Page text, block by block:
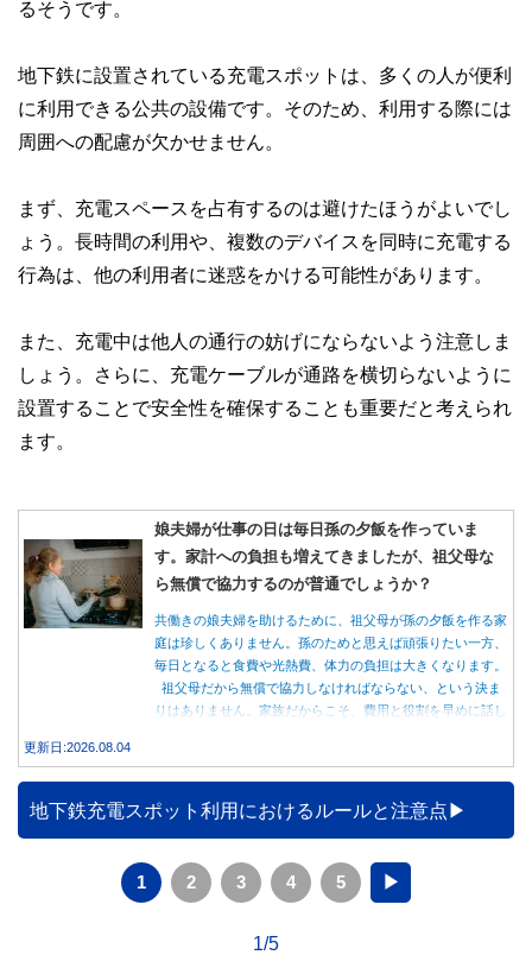
るそうです。
地下鉄に設置されている充電スポットは、多くの人が便利
に利用できる公共の設備です。そのため、利用する際には
周囲への配慮が欠かせません。
まず、充電スペースを占有するのは避けたほうがよいでし
ょう。長時間の利用や、複数のデバイスを同時に充電する
行為は、他の利用者に迷惑をかける可能性があります。
また、充電中は他人の通行の妨げにならないよう注意しま
しょう。さらに、充電ケーブルが通路を横切らないように
設置することで安全性を確保することも重要だと考えられ
ます。
娘夫婦が仕事の日は毎日孫の夕飯を作っていま
す。家計への負担も増えてきましたが、祖父母な
ら無償で協力するのが普通でしょうか？
共働きの娘夫婦を助けるために、祖父母が孫の夕飯を作る家
庭は珍しくありません。孫のためと思えば頑張りたい一方、
毎日となると食費や光熱費、体力の負担は大きくなります。
祖父母だから無償で協力しなければならない、という決ま
りはありません。家族だからこそ、費用と役割を早めに話し
更新日:2026.08.04
地下鉄充電スポット利用におけるルールと注意点
1 2 3 4 5 ▶
1/5